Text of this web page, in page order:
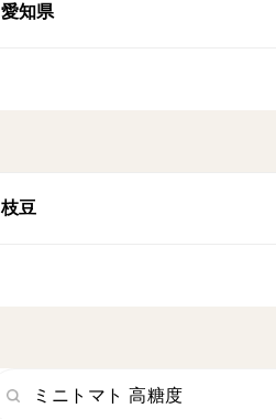
愛知県
枝豆
ミニトマト 高糖度